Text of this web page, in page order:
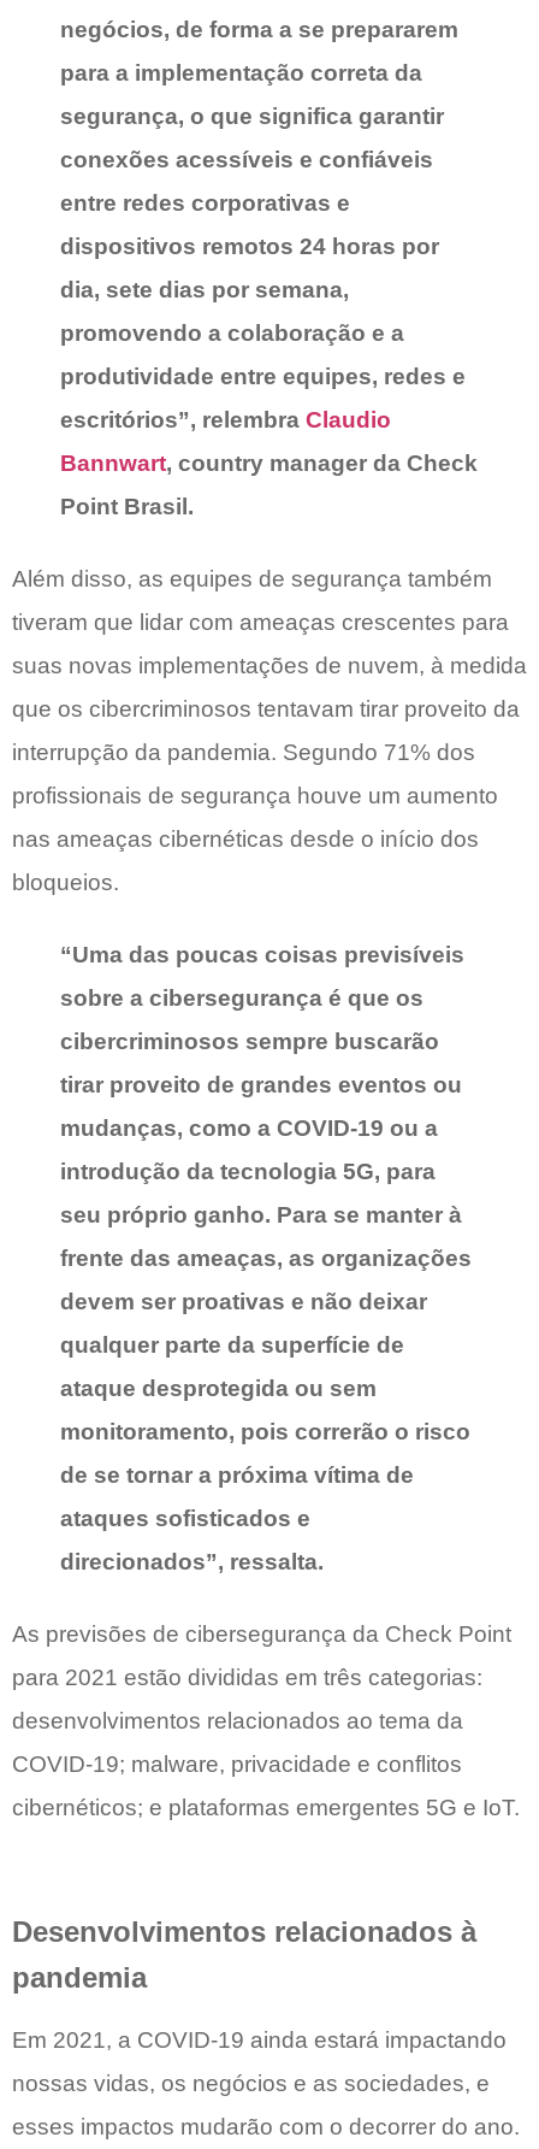
negócios, de forma a se prepararem
para a implementação correta da
segurança, o que significa garantir
conexões acessíveis e confiáveis
entre redes corporativas e
dispositivos remotos 24 horas por
dia, sete dias por semana,
promovendo a colaboração e a
produtividade entre equipes, redes e
escritórios”, relembra Claudio
Bannwart, country manager da Check
Point Brasil.
Além disso, as equipes de segurança também
tiveram que lidar com ameaças crescentes para
suas novas implementações de nuvem, à medida
que os cibercriminosos tentavam tirar proveito da
interrupção da pandemia. Segundo 71% dos
profissionais de segurança houve um aumento
nas ameaças cibernéticas desde o início dos
bloqueios.
“Uma das poucas coisas previsíveis
sobre a cibersegurança é que os
cibercriminosos sempre buscarão
tirar proveito de grandes eventos ou
mudanças, como a COVID-19 ou a
introdução da tecnologia 5G, para
seu próprio ganho. Para se manter à
frente das ameaças, as organizações
devem ser proativas e não deixar
qualquer parte da superfície de
ataque desprotegida ou sem
monitoramento, pois correrão o risco
de se tornar a próxima vítima de
ataques sofisticados e
direcionados”, ressalta.
As previsões de cibersegurança da Check Point
para 2021 estão divididas em três categorias:
desenvolvimentos relacionados ao tema da
COVID-19; malware, privacidade e conflitos
cibernéticos; e plataformas emergentes 5G e IoT.
Desenvolvimentos relacionados à
pandemia
Em 2021, a COVID-19 ainda estará impactando
nossas vidas, os negócios e as sociedades, e
esses impactos mudarão com o decorrer do ano.